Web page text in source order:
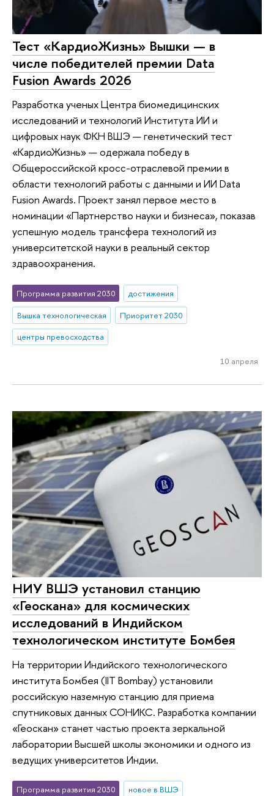
Тест «КардиоЖизнь» Вышки — в
числе победителей премии Data
Fusion Awards 2026
Разработка ученых Центра биомедицинских
исследований и технологий Института ИИ и
цифровых наук ФКН ВШЭ — генетический тест
«КардиоЖизнь» — одержала победу в
Общероссийской кросс-отраслевой премии в
области технологий работы с данными и ИИ Data
Fusion Awards. Проект занял первое место в
номинации «Партнерство науки и бизнеса», показав
успешную модель трансфера технологий из
университетской науки в реальный сектор
здравоохранения.
Программа развития 2030
достижения
Вышка технологическая
Приоритет 2030
центры превосходства
10 апреля
НИУ ВШЭ установил станцию
«Геоскана» для космических
исследований в Индийском
технологическом институте Бомбея
На территории Индийского технологического
института Бомбея (IIT Bombay) установили
российскую наземную станцию для приема
спутниковых данных СОНИКС. Разработка компании
«Геоскан» станет частью проекта зеркальной
лаборатории Высшей школы экономики и одного из
ведущих университетов Индии.
Программа развития 2030
новое в ВШЭ